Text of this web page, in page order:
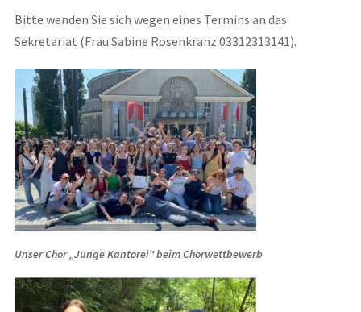
Bitte wenden Sie sich wegen eines Termins an das
Sekretariat (Frau Sabine Rosenkranz 03312313141).
Unser Chor „Junge Kantorei“ beim Chorwettbewerb